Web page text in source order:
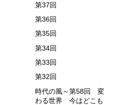
第37回
第36回
第35回
第34回
第33回
第32回
時代の風～第58回 変
わる世界 今はどこも